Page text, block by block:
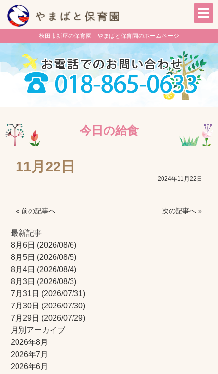
秋田市新屋の保育園 やまばと保育園のホームページ
今日の給食
11月22日
2024年11月22日
« 前の記事へ 次の記事へ »
最新記事
8月6日 (2026/08/6)
8月5日 (2026/08/5)
8月4日 (2026/08/4)
8月3日 (2026/08/3)
7月31日 (2026/07/31)
7月30日 (2026/07/30)
7月29日 (2026/07/29)
月別アーカイブ
2026年8月
2026年7月
2026年6月